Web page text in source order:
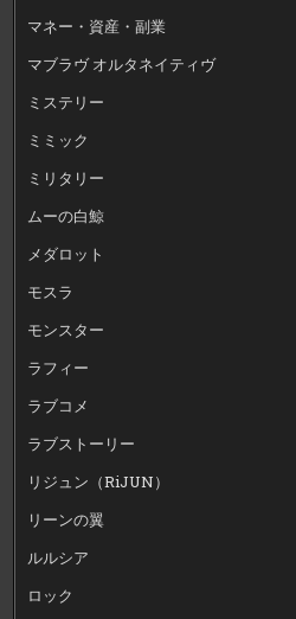
マネー・資産・副業
マブラヴ オルタネイティヴ
ミステリー
ミミック
ミリタリー
ムーの白鯨
メダロット
モスラ
モンスター
ラフィー
ラブコメ
ラブストーリー
リジュン（RiJUN）
リーンの翼
ルルシア
ロック